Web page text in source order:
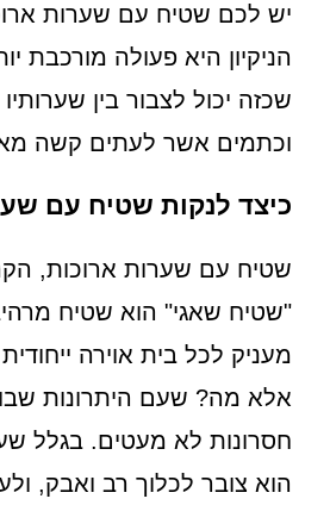
יש לכם שטיח עם שערות
הניקיון היא פעולה מורכבת
שכזה יכול לצבור בין שערותיו
וכתמים אשר לעתים קשה
כיצד לנקות שטיח עם
שטיח עם שערות ארוכות,
"שטיח שאגי" הוא שטיח
מעניק לכל בית אוירה
אלא מה? שעם היתרונות שבו
חסרונות לא מעטים. בגלל
הוא צובר לכלוך רב ואבק,